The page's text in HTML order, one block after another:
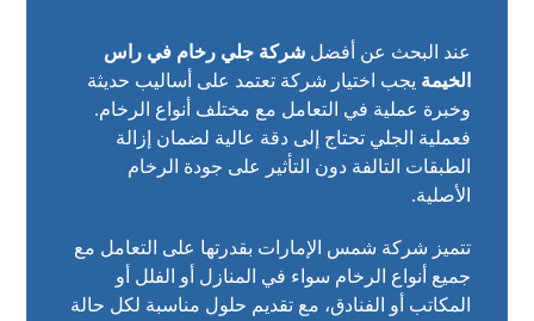
عند البحث عن أفضلشركة جلي رخام في راس
الخيمة يجب اختيار شركة تعتمد على أساليب حديثة
وخبرة عملية في التعامل مع مختلف أنواع الرخام.
فعملية الجلي تحتاج إلى دقة عالية لضمان إزالة
الطبقات التالفة دون التأثير على جودة الرخام
الأصلية.
تتميز شركة شمس الإمارات بقدرتها على التعامل مع
جميع أنواع الرخام سواء في المنازل أو الفلل أو
المكاتب أو الفنادق، مع تقديم حلول مناسبة لكل حالة